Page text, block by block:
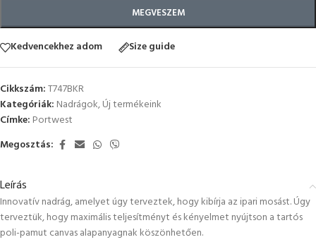
MEGVESZEM
Kedvencekhez adom Size guide
Cikkszám:T747BKR
Kategóriák: Nadrágok,Új termékeink
Címke: Portwest
Megosztás:
Leírás
Innovatív nadrág, amelyet úgy terveztek, hogy kibírja az ipari mosást. Úgy
terveztük, hogy maximális teljesítményt és kényelmet nyújtson a tartós
poli-pamut canvas alapanyagnak köszönhetően.